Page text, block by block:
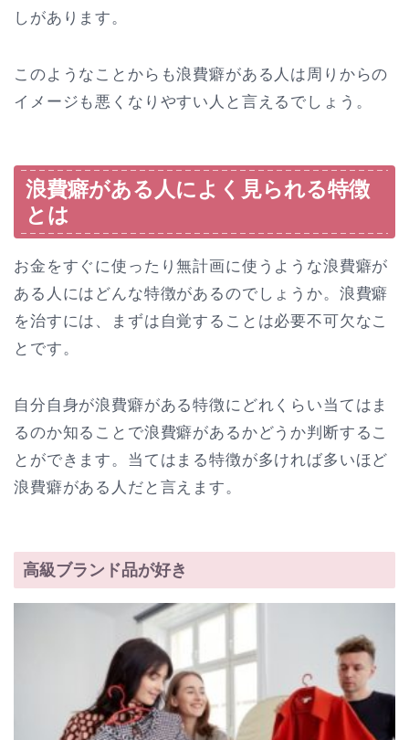
しがあります。
このようなことからも浪費癖がある人は周りからの
イメージも悪くなりやすい人と言えるでしょう。
浪費癖がある人によく見られる特徴
とは
お金をすぐに使ったり無計画に使うような浪費癖が
ある人にはどんな特徴があるのでしょうか。浪費癖
を治すには、まずは自覚することは必要不可欠なこ
とです。
自分自身が浪費癖がある特徴にどれくらい当てはま
るのか知ることで浪費癖があるかどうか判断するこ
とができます。当てはまる特徴が多ければ多いほど
浪費癖がある人だと言えます。
高級ブランド品が好き